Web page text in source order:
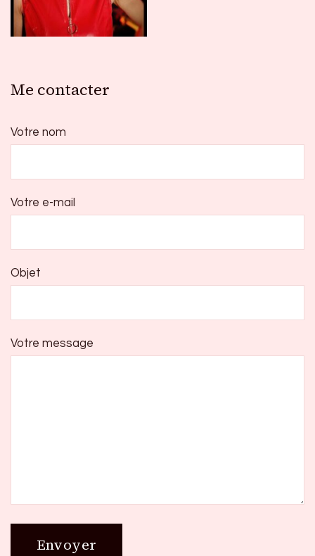
Me contacter
Votre nom
Votre e-mail
Objet
Votre message